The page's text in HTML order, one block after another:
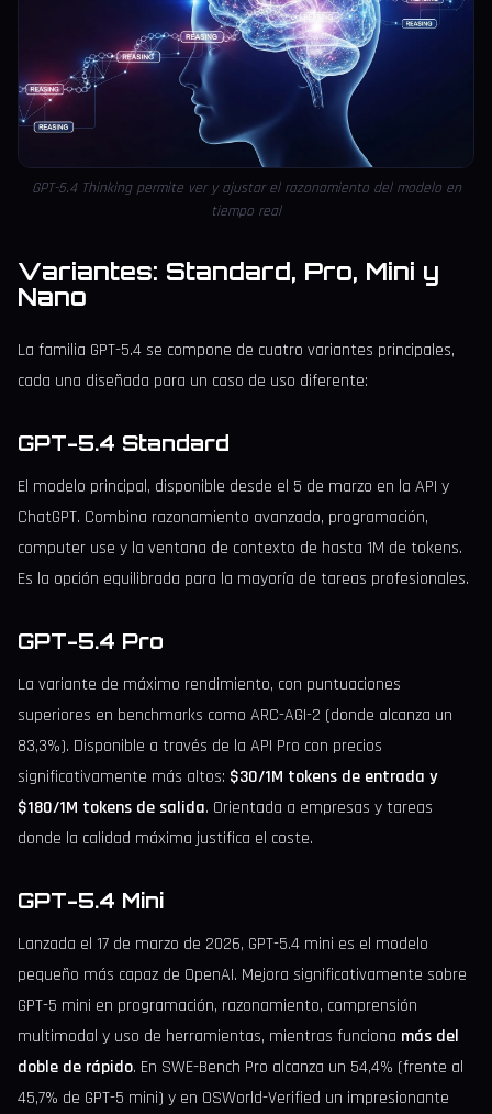
GPT-5.4 Thinking permite ver y ajustar el razonamiento del modelo en
tiempo real
Variantes: Standard, Pro, Mini y
Nano
La familia GPT-5.4 se compone de cuatro variantes principales,
cada una diseñada para un caso de uso diferente:
GPT-5.4 Standard
El modelo principal, disponible desde el 5 de marzo en la API y
ChatGPT. Combina razonamiento avanzado, programación,
computer use y la ventana de contexto de hasta 1M de tokens.
Es la opción equilibrada para la mayoría de tareas profesionales.
GPT-5.4 Pro
La variante de máximo rendimiento, con puntuaciones
superiores en benchmarks como ARC-AGI-2 (donde alcanza un
83,3%). Disponible a través de la API Pro con precios
significativamente más altos: $30/1M tokens de entrada y
$180/1M tokens de salida. Orientada a empresas y tareas
donde la calidad máxima justifica el coste.
GPT-5.4 Mini
Lanzada el 17 de marzo de 2026, GPT-5.4 mini es el modelo
pequeño más capaz de OpenAI. Mejora significativamente sobre
GPT-5 mini en programación, razonamiento, comprensión
multimodal y uso de herramientas, mientras funciona más del
doble de rápido. En SWE-Bench Pro alcanza un 54,4% (frente al
45,7% de GPT-5 mini) y en OSWorld-Verified un impresionante